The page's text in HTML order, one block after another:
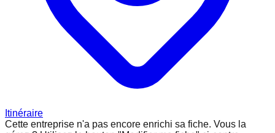
Itinéraire
Cette entreprise n'a pas encore enrichi sa fiche. Vous la